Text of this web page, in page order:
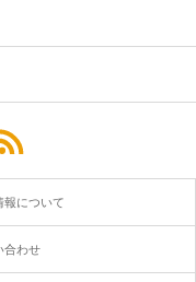
報について
合わせ